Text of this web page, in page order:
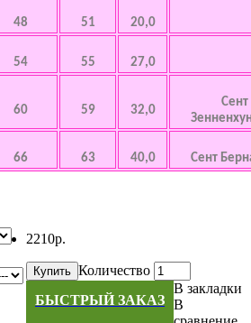
48 51 20,0
54 55 27,0
60 59 32,0
66 63 40,0 Сент
2210р.
Количество
Купить
БЫСТРЫЙ ЗАКАЗ
В закладки
В